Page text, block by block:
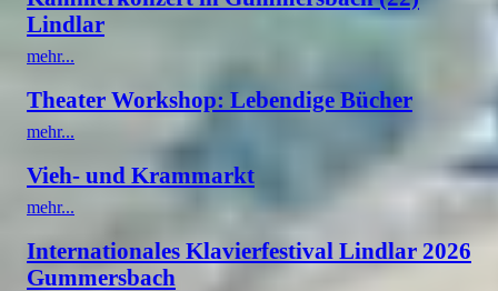
Lindlar
mehr...
Theater Workshop: Lebendige Bücher
mehr...
Vieh- und Krammarkt
mehr...
Internationales Klavierfestival Lindlar 2026
Gummersbach